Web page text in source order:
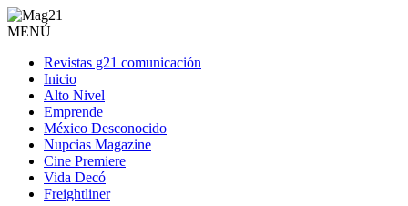
MENÚ
Revistas g21 comunicación
Inicio
Alto Nivel
Emprende
México Desconocido
Nupcias Magazine
Cine Premiere
Vida Decó
Freightliner